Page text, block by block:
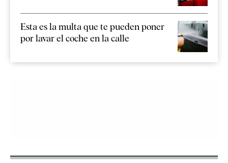
Esta es la multa que te pueden poner
por lavar el coche en la calle